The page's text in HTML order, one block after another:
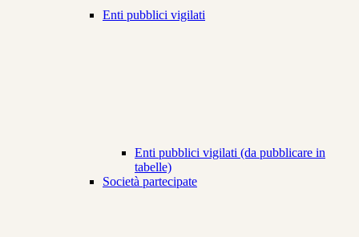
Enti pubblici vigilati
Enti pubblici vigilati (da pubblicare in
tabelle)
Società partecipate